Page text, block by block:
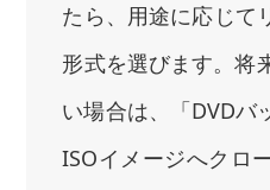
たら、用途に応じて
形式を選びます。将
い場合は、「DVD
ISOイメージへクロ